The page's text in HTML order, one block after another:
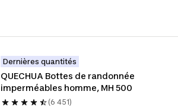
Dernières quantités
QUECHUA Bottes de randonnée
imperméables homme, MH 500
(6 451)